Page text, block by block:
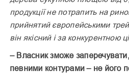
продукції не потрапить на
прийнятий європейськими
він якісний і за конкурентною
– Власник зможе
певними контурами – не його